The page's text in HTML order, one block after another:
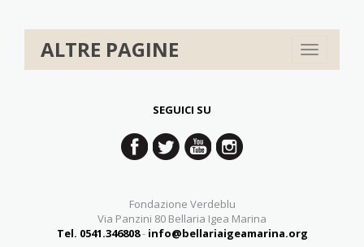
ALTRE PAGINE
Toggle
navigation
SEGUICI SU
Fondazione Verdeblu
Via Panzini 80 Bellaria Igea Marina
Tel. 0541.346808-info@bellariaigeamarina.org